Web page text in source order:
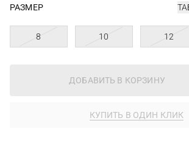
РАЗМЕР
8 10 12
ДОБАВИТЬ В КОРЗИНУ
КУПИТЬ В ОДИН КЛИК